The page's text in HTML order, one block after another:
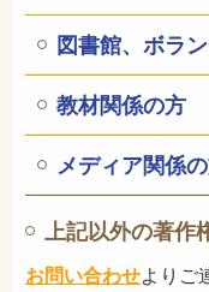
図書館、ボラ
教材関係の方
メディア関係
上記以外の著作
お問い合わせよりご